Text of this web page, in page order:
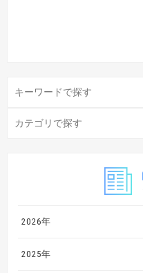
2026年
2025年